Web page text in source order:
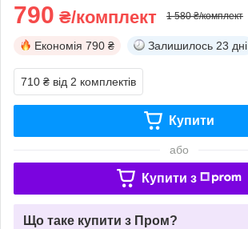
790 ₴/комплект 1 580 ₴/комплект
Економія 790 ₴ Залишилось 23 дні
710 ₴ від 2 комплектів
Купити
або
Купити з
Що таке купити з Пром?